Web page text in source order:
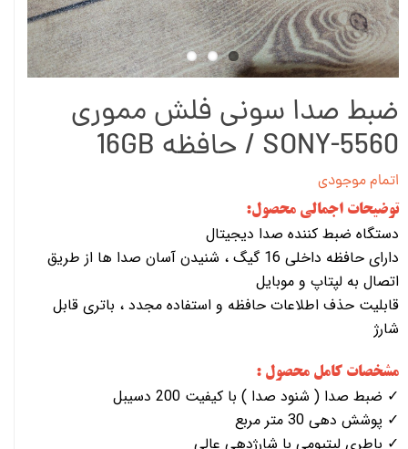
ضبط صدا سونی فلش مموری
SONY-5560 / حافظه 16GB
اتمام موجودی
توضیحات اجمالی محصول:
دستگاه ضبط کننده صدا دیجیتال
دارای حافظه داخلی 16 گیگ ، شنیدن آسان صدا ها از طریق
اتصال به لپتاپ و موبایل
قابلیت حذف اطلاعات حافظه و استفاده مجدد ، باتری قابل
شارژ
مشخصات کامل محصول :
✓ ضبط صدا ( شنود صدا ) با کیفیت 200 دسیبل
✓ پوشش دهی 30 متر مربع
✓ باطری لیتیومی با شارژدهی عالی